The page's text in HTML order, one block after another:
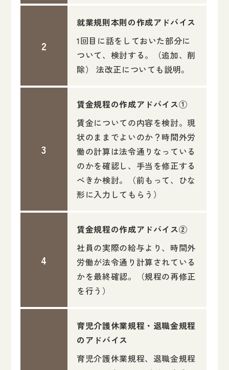
就業規則本則の作成アドバイス
1回目に話をしておいた部分に
ついて、検討する。（追加、削
除） 法改正についても説明。
賃金規程の作成アドバイス①
賃金についての内容を検討。現
状のままでよいのか？時間外労
働の計算は法令通りなっている
のかを確認し、手当を修正する
べきか検討。（前もって、ひな
形に入力してもらう）
賃金規程の作成アドバイス②
社員の実際の給与より、時間外
労働が法令通り計算されている
かを最終確認。（規程の再修正
を行う）
育児介護休業規程・退職金規程
のアドバイス
育児介護休業規程、退職金規程